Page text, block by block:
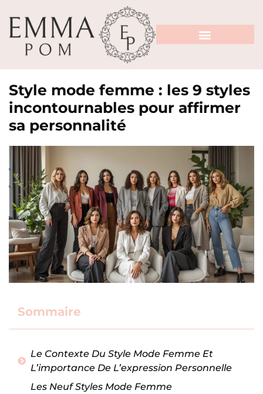
Style mode femme : les 9 styles
incontournables pour affirmer
sa personnalité
Sommaire
Le Contexte Du Style Mode Femme Et
L’importance De L’expression Personnelle
Les Neuf Styles Mode Femme